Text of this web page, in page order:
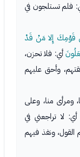
فلم تستلجون في
قَوْمِكَ إِلا مَنْ قَدْ
أي: فلا تحزن،
وأحق عليهم
ومرأى منا، وعلى
لا تراجعني في
ونفذ فيهم